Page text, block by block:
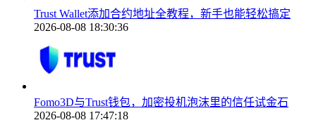
Trust Wallet添加合约地址全教程，新手也能轻松搞定
2026-08-08 18:30:36
Fomo3D与Trust钱包，加密投机泡沫里的信任试金石
2026-08-08 17:47:18